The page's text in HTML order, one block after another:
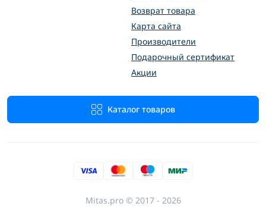
Возврат товара
Карта сайта
Производители
Подарочный сертификат
Акции
Каталог товаров
Mitas.pro © 2017 - 2026